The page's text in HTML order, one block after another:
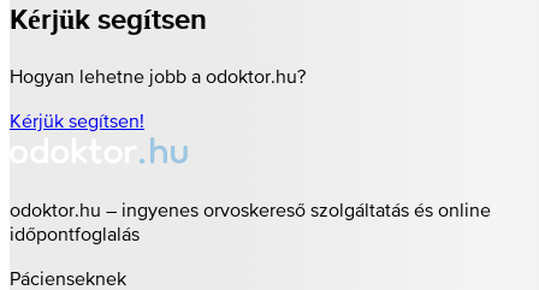
Kérjük segítsen
Hogyan lehetne jobb a odoktor.hu?
Kérjük segítsen!
odoktor.hu – ingyenes orvoskereső szolgáltatás és online
időpontfoglalás
Pácienseknek